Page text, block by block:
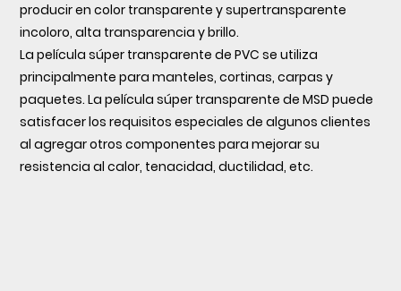
producir en color transparente y supertransparente
incoloro, alta transparencia y brillo.
La película súper transparente de PVC se utiliza
principalmente para manteles, cortinas, carpas y
paquetes. La película súper transparente de MSD puede
satisfacer los requisitos especiales de algunos clientes
al agregar otros componentes para mejorar su
resistencia al calor, tenacidad, ductilidad, etc.